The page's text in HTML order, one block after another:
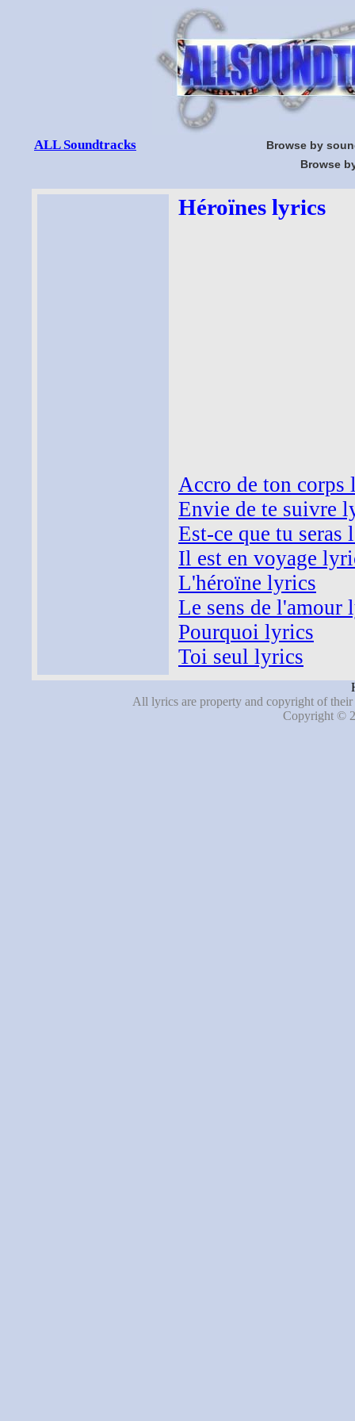
ALL Soundtracks
Browse by
Browse
Héroïnes lyrics
Accro de ton corps
Envie de te suivre
Est-ce que tu seras
Il est en voyage
L'héroïne lyrics
Le sens de l'amour
Pourquoi lyrics
Toi seul lyrics
All lyrics are property and copyright of
Copyright ©